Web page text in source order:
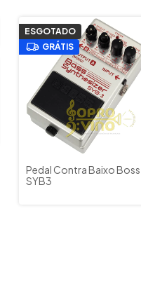
ESGOTADO
GRÁTIS
Pedal Contra Baixo Boss
SYB3